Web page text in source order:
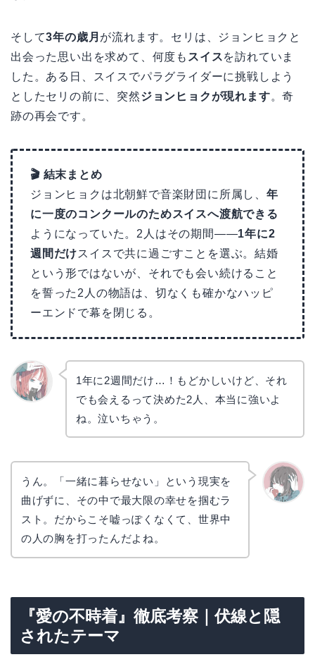
そして3年の歳月 が流れます。セリは、ジョンヒョクと
出会った思い出を求めて、何度も スイスを訪れていま
した。ある日、スイスでパラグライダーに挑戦しよう
としたセリの前に、突然ジョンヒョクが現れます。奇
跡の再会です。
🎬 結末まとめ
ジョンヒョクは北朝鮮で音楽財団に所属し、 年
に一度のコンクールのためスイスへ渡航できる
ようになっていた。2人はその期間——1年に2
週間だけスイスで共に過ごすことを選ぶ。結婚
という形ではないが、それでも会い続けること
を誓った2人の物語は、切なくも確かなハッピ
ーエンドで幕を閉じる。
1年に2週間だけ…！もどかしいけど、それ
でも会えるって決めた2人、本当に強いよ
ね。泣いちゃう。
うん。「一緒に暮らせない」という現実を
曲げずに、その中で最大限の幸せを掴むラ
スト。だからこそ嘘っぽくなくて、世界中
の人の胸を打ったんだよね。
『愛の不時着』徹底考察｜伏線と隠
されたテーマ